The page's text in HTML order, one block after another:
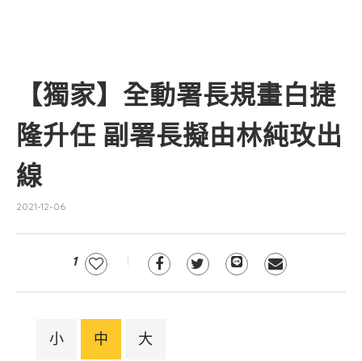
【獨家】全動署長規畫白捷
隆升任 副署長擬由林純玫出
線
2021-12-06
1
小 中 大